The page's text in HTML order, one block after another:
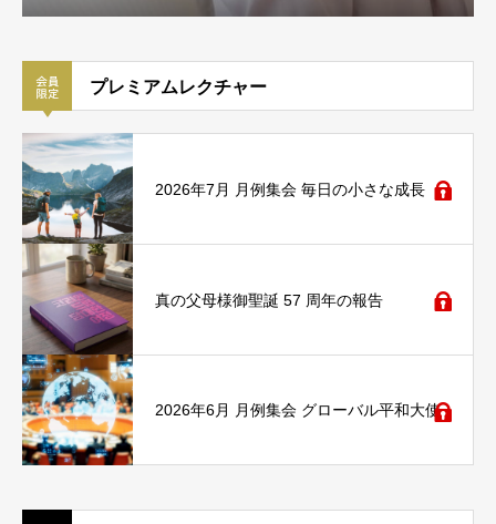
プレミアムレクチャー
2026年7月 月例集会 毎日の小さな成長
真の父母様御聖誕 57 周年の報告
2026年6月 月例集会 グローバル平和大使